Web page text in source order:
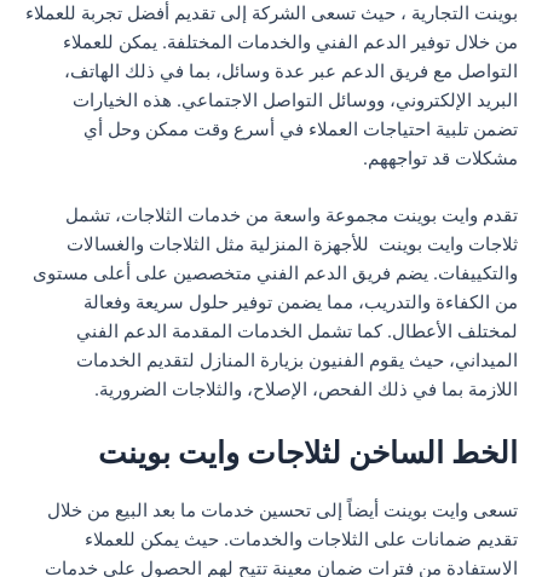
بوينت التجارية ، حيث تسعى الشركة إلى تقديم أفضل تجربة للعملاء
من خلال توفير الدعم الفني والخدمات المختلفة. يمكن للعملاء
التواصل مع فريق الدعم عبر عدة وسائل، بما في ذلك الهاتف،
البريد الإلكتروني، ووسائل التواصل الاجتماعي. هذه الخيارات
تضمن تلبية احتياجات العملاء في أسرع وقت ممكن وحل أي
مشكلات قد تواجههم.
تقدم وايت بوينت مجموعة واسعة من خدمات الثلاجات، تشمل
ثلاجات وايت بوينت للأجهزة المنزلية مثل الثلاجات والغسالات
والتكييفات. يضم فريق الدعم الفني متخصصين على أعلى مستوى
من الكفاءة والتدريب، مما يضمن توفير حلول سريعة وفعالة
لمختلف الأعطال. كما تشمل الخدمات المقدمة الدعم الفني
الميداني، حيث يقوم الفنيون بزيارة المنازل لتقديم الخدمات
اللازمة بما في ذلك الفحص، الإصلاح، والثلاجات الضرورية.
الخط الساخن لثلاجات وايت بوينت
تسعى وايت بوينت أيضاً إلى تحسين خدمات ما بعد البيع من خلال
تقديم ضمانات على الثلاجات والخدمات. حيث يمكن للعملاء
الاستفادة من فترات ضمان معينة تتيح لهم الحصول على خدمات